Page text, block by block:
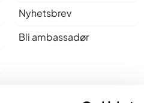
Nyhetsbrev
Bli ambassadør